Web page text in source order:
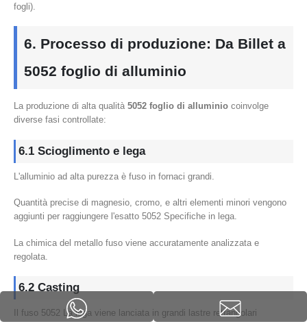
fogli).
6. Processo di produzione: Da Billet a
5052 foglio di alluminio
La produzione di alta qualità 5052 foglio di alluminio coinvolge
diverse fasi controllate:
6.1 Scioglimento e lega
L'alluminio ad alta purezza è fuso in fornaci grandi.
Quantità precise di magnesio, cromo, e altri elementi minori vengono
aggiunti per raggiungere l'esatto 5052 Specifiche in lega.
La chimica del metallo fuso viene accuratamente analizzata e
regolata.
6.2 Casting
Il fuso 5052 La lega viene lanciata in grandi lastre rettangolari